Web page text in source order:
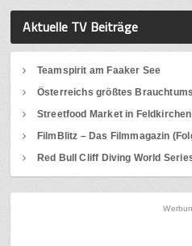
Aktuelle TV Beiträge
Teamspirit am Faaker See
Österreichs größtes
Streetfood Market in Feldkirchen
FilmBlitz – Das Filmmagazin
Red Bull Cliff Diving World